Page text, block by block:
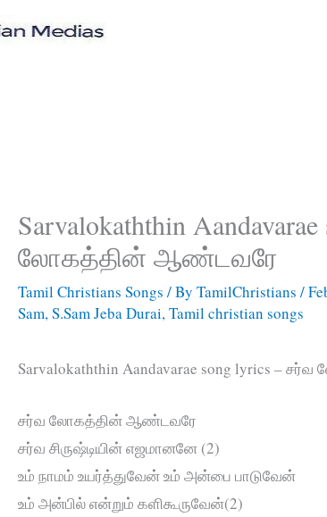
Sarvalokaththin
லோகத்தின் ஆண்டவரே
Tamil Christians Songs / ByTamilChristians/
Sam,S.Sam Jeba Durai,Tamil christian songs
Sarvalokaththin Aandavarae song lyrics –
சர்வ லோகத்தின் ஆண்டவரே
சர்வ சிருஷ்டியின் எஜமானனே (2)
உம் நாமம் உயர்த்துவேன் உம் அன்பை பாடுவேன்
உம் அன்பில் என்றும் களிகூருவேன்(2)